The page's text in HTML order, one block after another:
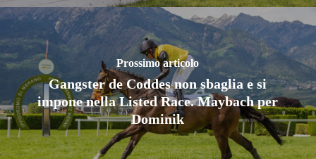
Prossimo articolo
Gangster de Coddes non sbaglia e si
impone nella Listed Race. Maybach per
Dominik